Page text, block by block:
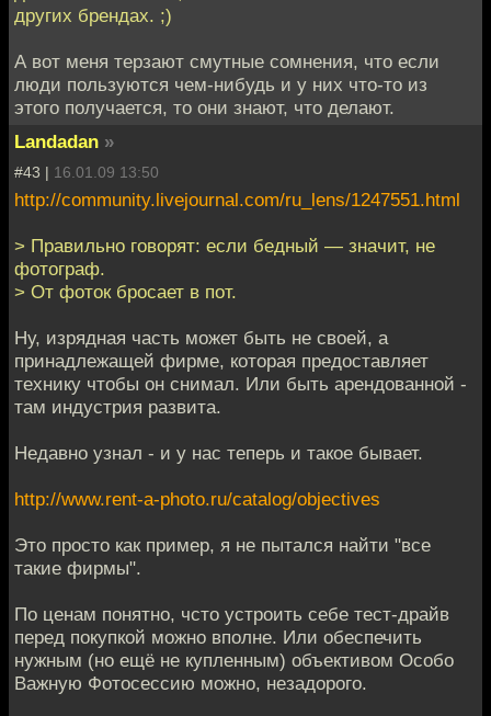
других брендах. ;)
А вот меня терзают смутные сомнения, что если
люди пользуются чем-нибудь и у них что-то из
этого получается, то они знают, что делают.
Landadan »
#43 | 16.01.09 13:50
http://community.livejournal.com/ru_lens/1247551.html
> Правильно говорят: если бедный — значит, не
фотограф.
> От фоток бросает в пот.
Ну, изрядная часть может быть не своей, а
принадлежащей фирме, которая предоставляет
технику чтобы он снимал. Или быть арендованной -
там индустрия развита.
Недавно узнал - и у нас теперь и такое бывает.
http://www.rent-a-photo.ru/catalog/objectives
Это просто как пример, я не пытался найти "все
такие фирмы".
По ценам понятно, чсто устроить себе тест-драйв
перед покупкой можно вполне. Или обеспечить
нужным (но ещё не купленным) объективом Особо
Важную Фотосессию можно, незадорого.